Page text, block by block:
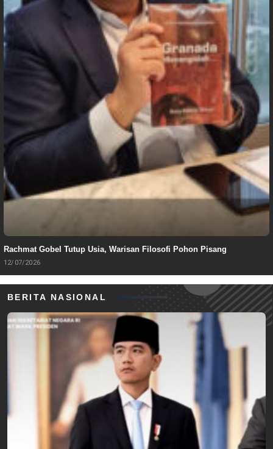
Rachmat Gobel Tutup Usia, Warisan Filosofi Pohon Pisang
12/07/2026
BERITA NASIONAL